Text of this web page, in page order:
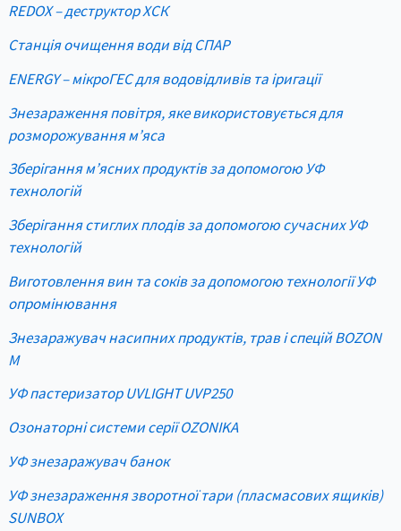
REDOX – деструктор ХСК
Станція очищення води від СПАР
ENERGY – мікроГЕС для водовідливів та іригації
Знезараження повітря, яке використовується для
розморожування м’яса
Зберігання м’ясних продуктів за допомогою УФ
технологій
Зберігання стиглих плодів за допомогою сучасних УФ
технологій
Виготовлення вин та соків за допомогою технології УФ
опромінювання
Знезаражувач насипних продуктів, трав і спецій BOZON
M
УФ пастеризатор UVLIGHT UVP250
Озонаторні системи серії OZONIKA
УФ знезаражувач банок
УФ знезараження зворотної тари (пласмасових ящиків)
SUNBOX